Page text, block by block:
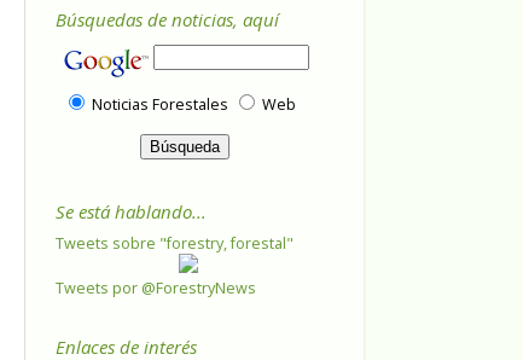
Búsquedas de noticias, aquí
Noticias Forestales Web
Se está hablando...
Tweets sobre "forestry, forestal"
Tweets por @ForestryNews
Enlaces de interés